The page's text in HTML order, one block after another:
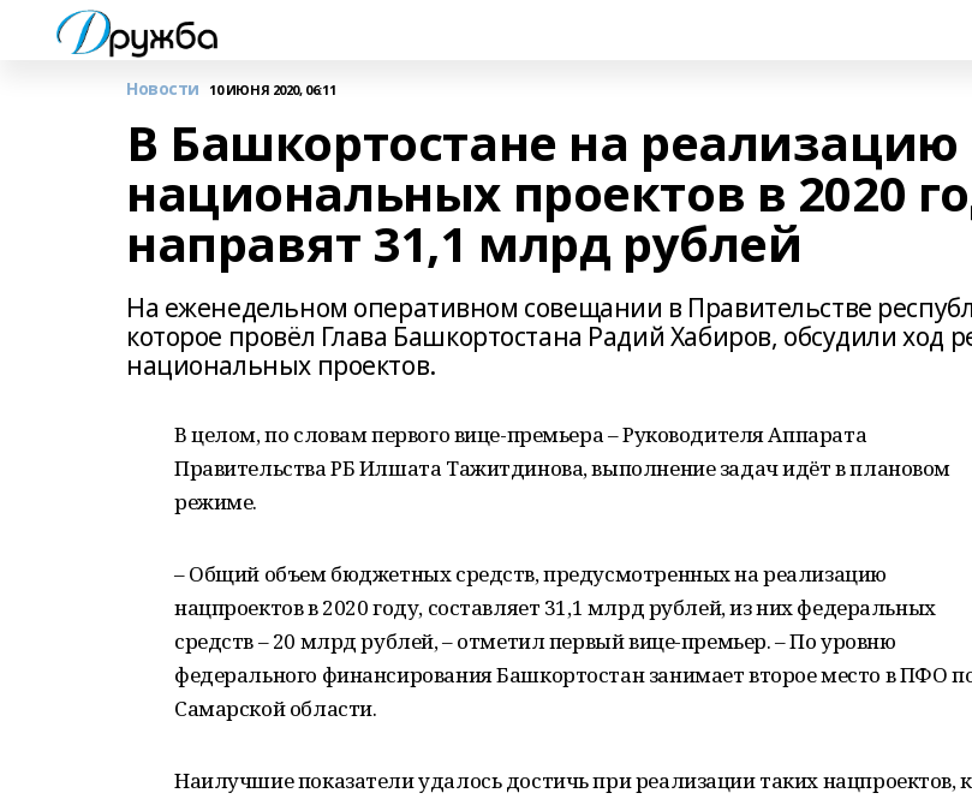
Новости 10 ИЮНЯ 2020, 06:11
В Башкортостане на реализацию
национальных проектов в 2020
направят 31,1 млрд рублей
На еженедельном оперативном совещании в Правительстве
которое провёл Глава Башкортостана Радий Хабиров, обсудили ход
национальных проектов.
В целом, по словам первого вице-премьера – Руководителя Аппарата
Правительства РБ Илшата Тажитдинова, выполнение задач идёт в плановом
режиме.
– Общий объем бюджетных средств, предусмотренных на реализацию
нацпроектов в 2020 году, составляет 31,1 млрд рублей, из них федеральных
средств – 20 млрд рублей, – отметил первый вице-премьер. – По уровню
федерального финансирования Башкортостан занимает второе место в ПФО
Самарской области.
Наилучшие показатели удалось достичь при реализации таких нацпроектов,